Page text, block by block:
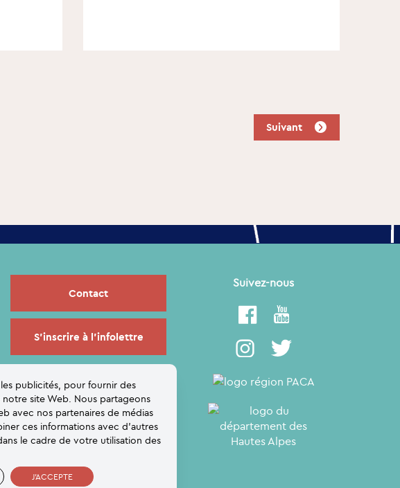
Suivant
Contact
S'inscrire à l'infolettre
Suivez-nous
publicités, pour fournir des
site Web. Nous partageons
avec nos partenaires de médias
ces informations avec d'autres
le cadre de votre utilisation des
J'ACCEPTE